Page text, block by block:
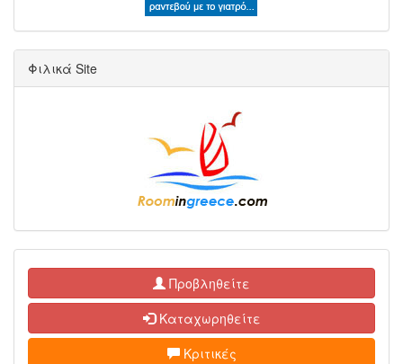
Φιλικά Site
Προβληθείτε
Καταχωρηθείτε
Κριτικές